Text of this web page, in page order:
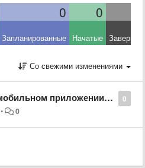
0 0
Запланированные Начатые
Со свежими изменениями
0
Не могу добавить в мобильном приложении команду
• 0